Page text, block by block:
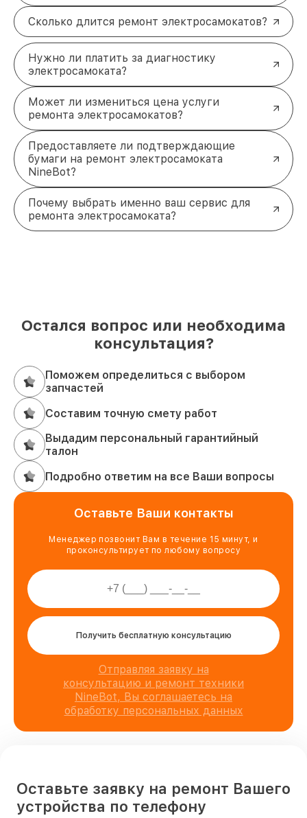
Сколько длится ремонт электросамокатов?
Нужно ли платить за диагностику
электросамоката?
Может ли измениться цена услуги
ремонта электросамокатов?
Предоставляете ли подтверждающие
бумаги на ремонт электросамоката
NineBot?
Почему выбрать именно ваш сервис для
ремонта электросамоката?
Остался вопрос или необходима
консультация?
Поможем определиться с выбором
запчастей
Составим точную смету работ
Выдадим персональный гарантийный
талон
Подробно ответим на все Ваши вопросы
Оставьте Ваши контакты
Менеджер позвонит Вам в течение 15 минут, и
проконсультирует по любому вопросу
Получить бесплатную консультацию
Отправляя заявку на
консультацию и ремонт техники
NineBot, Вы соглашаетесь на
обработку персональных данных
Оставьте заявку на ремонт Вашего
устройства по телефону